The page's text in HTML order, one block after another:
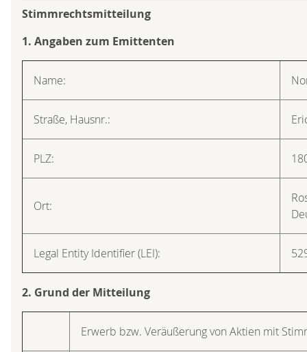
Stimmrechtsmitteilung
1. Angaben zum Emittenten
Name:
Straße, Hausnr.:
PLZ:
Ort:
Legal Entity Identifier (LEI):
2. Grund der Mitteilung
Erwerb bzw. Veräußerung von Aktien mit